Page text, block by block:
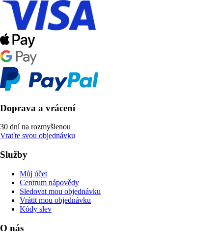
Doprava a vrácení
30 dní na rozmyšlenou
Vraťte svou objednávku
Služby
Můj účet
Centrum nápovědy
Sledovat mou objednávku
Vrátit mou objednávku
Kódy slev
O nás